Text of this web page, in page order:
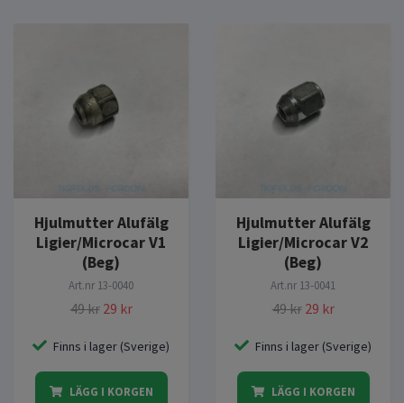
Hjulmutter Alufälg
Ligier/Microcar V1
(Beg)
Art.nr 13-0040
49 kr 29 kr
Finns i lager (Sverige)
LÄGG I KORGEN
Hjulmutter Alufälg
Ligier/Microcar V2
(Beg)
Art.nr 13-0041
49 kr 29 kr
Finns i lager (Sverige)
LÄGG I KORGEN